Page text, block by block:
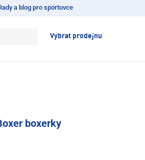
a blog pro sportovce
Vybrat prodejnu
boxerky